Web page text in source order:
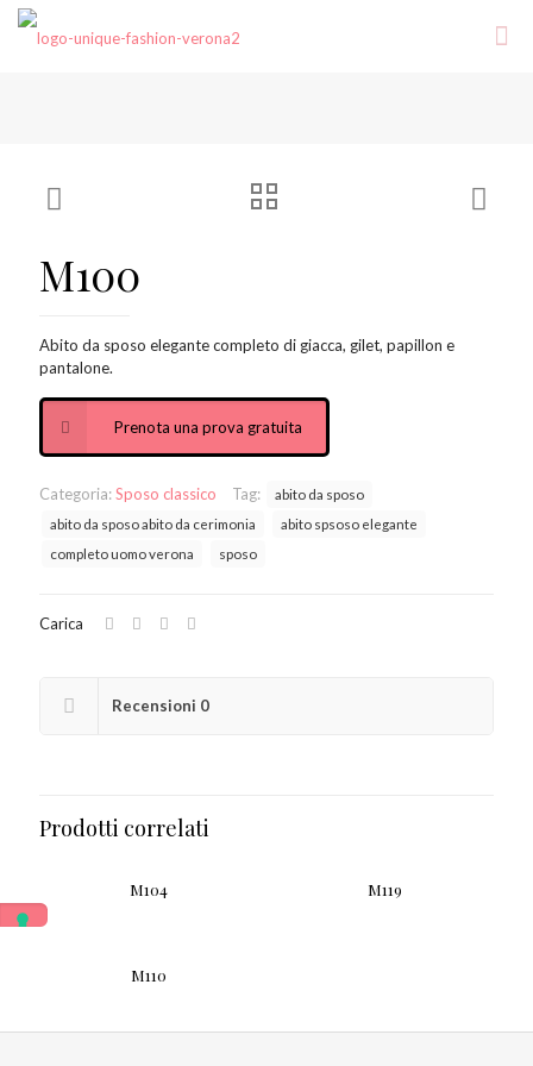
M100
Abito da sposo elegante completo di giacca, gilet, papillon e
pantalone.
Prenota una prova gratuita
Categoria:Sposo classico Tag:
abito da sposo
abito da sposo abito da cerimonia
abito spsoso elegante
completo uomo verona
sposo
Carica
Recensioni 0
Prodotti correlati
M104 M119
M110